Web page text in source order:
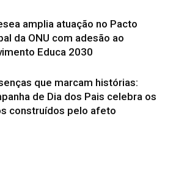
amplia atuação no Pacto
da ONU com adesão ao
Educa 2030
que marcam histórias:
de Dia dos Pais celebra os
construídos pelo afeto